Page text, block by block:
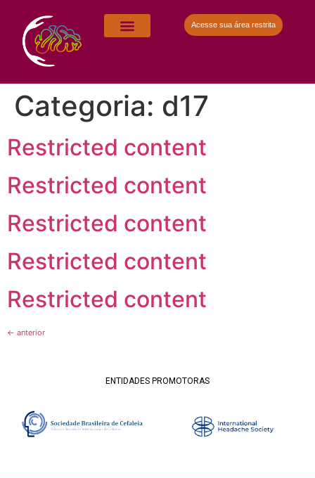
Acesse sua área restrita
Categoria: d17
Restricted content
Restricted content
Restricted content
Restricted content
Restricted content
← anterior
ENTIDADES PROMOTORAS